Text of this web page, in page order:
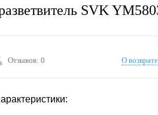
SVK
Отзывов: 0 О